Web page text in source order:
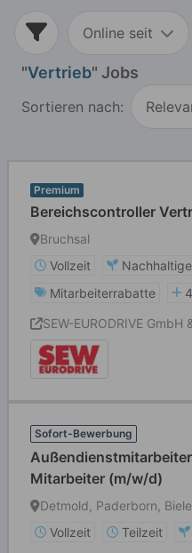
Online seit
"Vertrieb" Jobs
Sortieren nach:
Premium
Bereichscontroller
Bruchsal
Vollzeit
Mitarbeiterrabatte
4
SEW-EURODRIVE GmbH
Sofort-Bewerbung
Mitarbeiter (m/w/d)
Detmold, Paderborn,
Vollzeit
Teilzeit